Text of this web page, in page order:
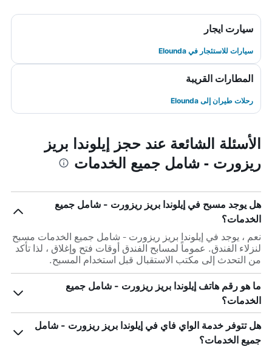
سيارت ايجار
سيارات للاستئجار في Elounda
المطارات القريبة
رحلات طيران إلى Elounda
الأسئلة الشائعة عند حجز إيلوندا بريز
ريزورت - شامل جميع الخدمات
هل يوجد مسبح في إيلوندا بريز ريزورت - شامل جميع
الخدمات؟
نعم ، يوجد في إيلوندا بريز ريزورت - شامل جميع الخدمات مسبح
لنزلاء الفندق. عموماً لمسابح الفندق أوقات فتح وإغلاق ، لذا تأكد
من التحدث إلى مكتب الاستقبال قبل استخدام المسبح.
ما هو رقم هاتف إيلوندا بريز ريزورت - شامل جميع
الخدمات؟
هل تتوفر خدمة الواي فاي في إيلوندا بريز ريزورت - شامل
جميع الخدمات؟